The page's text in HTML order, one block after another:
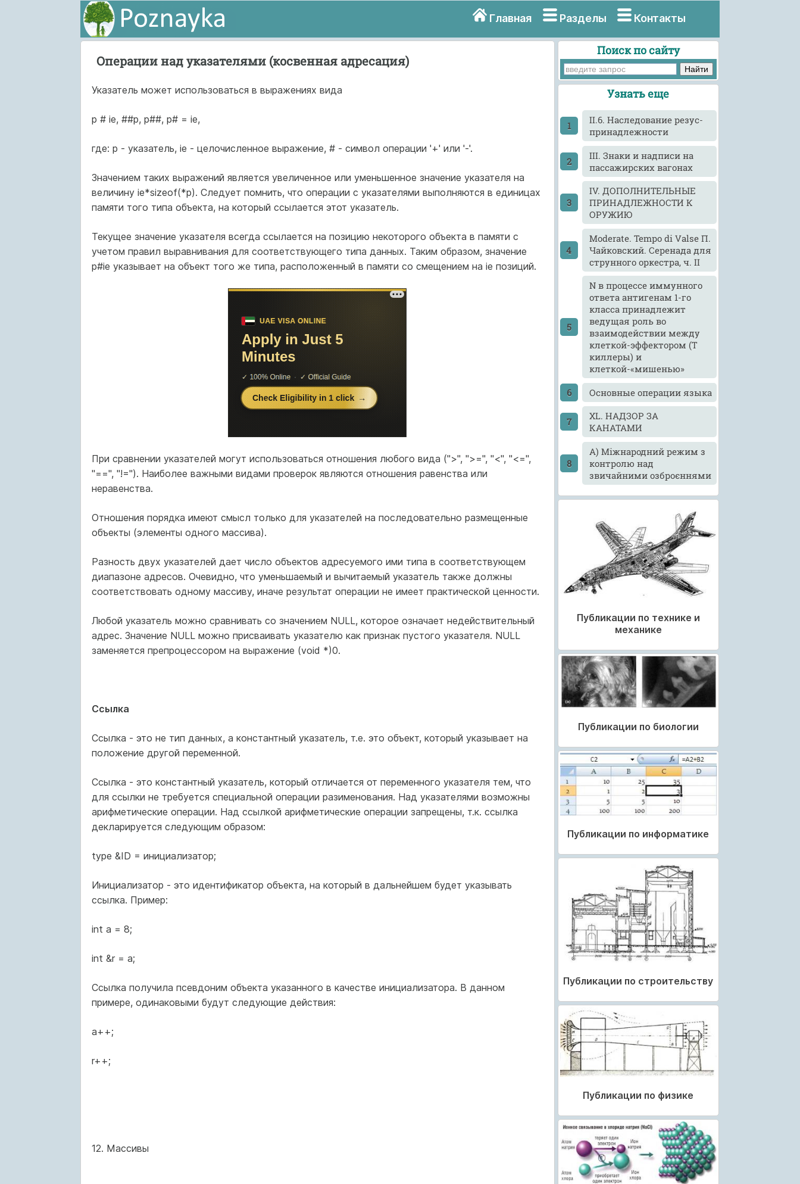
Главная Разделы Контакты
Операции над указателями (косвенная адресация)
Указатель может использоваться в выражениях вида
p # ie, ##p, p##, p# = ie,
где: p - указатель, ie - целочисленное выражение, # - символ операции '+' или '-'.
Значением таких выражений является увеличенное или уменьшенное значение указателя на
величину ie*sizeof(*p). Следует помнить, что операции с указателями выполняются в единицах
памяти того типа объекта, на который ссылается этот указатель.
Текущее значение указателя всегда ссылается на позицию некоторого объекта в памяти с
учетом правил выравнивания для соответствующего типа данных. Таким образом, значение
p#ie указывает на объект того же типа, расположенный в памяти со смещением на ie позиций.
При сравнении указателей могут использоваться отношения любого вида (">", ">=", "<", "<=",
"==", "!="). Наиболее важными видами проверок являются отношения равенства или
неравенства.
Отношения порядка имеют смысл только для указателей на последовательно размещенные
объекты (элементы одного массива).
Разность двух указателей дает число объектов адресуемого ими типа в соответствующем
диапазоне адресов. Очевидно, что уменьшаемый и вычитаемый указатель также должны
соответствовать одному массиву, иначе результат операции не имеет практической ценности.
Любой указатель можно сравнивать со значением NULL, которое означает недействительный
адрес. Значение NULL можно присваивать указателю как признак пустого указателя. NULL
заменяется препроцессором на выражение (void *)0.
Ссылка
Ссылка - это не тип данных, а константный указатель, т.е. это объект, который указывает на
положение другой переменной.
Ссылка - это константный указатель, который отличается от переменного указателя тем, что
для ссылки не требуется специальной операции разименования. Над указателями возможны
арифметические операции. Над ссылкой арифметические операции запрещены, т.к. ссылка
декларируется следующим образом:
type &ID = инициализатор;
Инициализатор - это идентификатор объекта, на который в дальнейшем будет указывать
ссылка. Пример:
int a = 8;
int &r = a;
Ссылка получила псевдоним объекта указанного в качестве инициализатора. В данном
примере, одинаковыми будут следующие действия:
a++;
r++;
12. Массивы
Поиск по сайту
Узнать еще
II.6. Наследование резус-
принадлежности
III. Знаки и надписи на
пассажирских вагонах
IV. ДОПОЛНИТЕЛЬНЫЕ
ПРИНАДЛЕЖНОСТИ К
ОРУЖИЮ
Moderate. Tempo di Valse П.
Чайковский. Серенада для
струнного оркестра, ч. II
N в процессе иммунного
ответа антигенам 1-го
класса принадлежит
ведущая роль во
взаимодействии между
клеткой-эффектором (Т
киллеры) и
клеткой-«мишенью»
Ocновные операции языка
XL. НАДЗОР ЗА
КАНАТАМИ
А) Міжнародний режим з
контролю над
звичайними озброєннями
Публикации по технике и
механике
Публикации по биологии
Публикации по информатике
Публикации по строительству
Публикации по физике